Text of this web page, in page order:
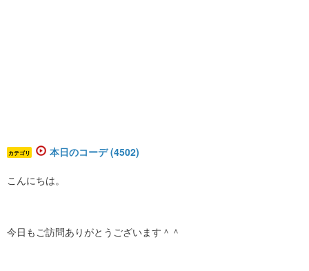
カテゴリ 本日のコーデ (4502)
こんにちは。
今日もご訪問ありがとうございます＾＾